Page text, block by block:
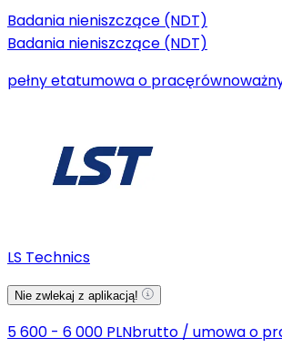
Badania nieniszczące (NDT)
Badania nieniszczące (NDT)
pełny etatumowa o pracę
LS Technics
Nie zwlekaj z aplikacją!
5 600 - 6 000 PLNbrutto / umowa o